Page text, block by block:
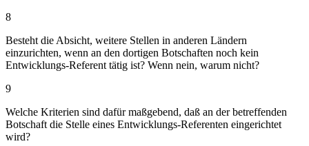
8
Besteht die Absicht, weitere Stellen in anderen Ländern
einzurichten, wenn an den dortigen Botschaften noch kein
Entwicklungs-Referent tätig ist? Wenn nein, warum nicht?
9
Welche Kriterien sind dafür maßgebend, daß an der betreffenden
Botschaft die Stelle eines Entwicklungs-Referenten eingerichtet
wird?